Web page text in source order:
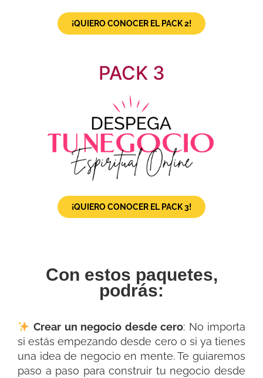
¡QUIERO CONOCER EL PACK 2!
PACK 3
¡QUIERO CONOCER EL PACK 3!
Con estos paquetes,
podrás:
Crear un negocio desde cero: No importa
si estás empezando desde cero o si ya tienes
una idea de negocio en mente. Te guiaremos
paso a paso para construir tu negocio desde